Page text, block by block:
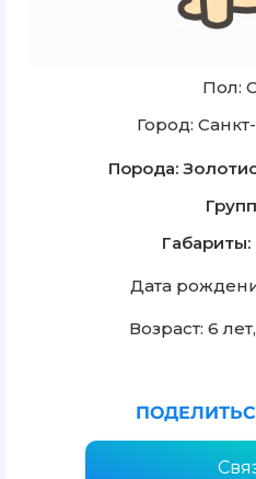
Пол:
Город:
Порода:
Габариты:
Дата
Возраст: 6